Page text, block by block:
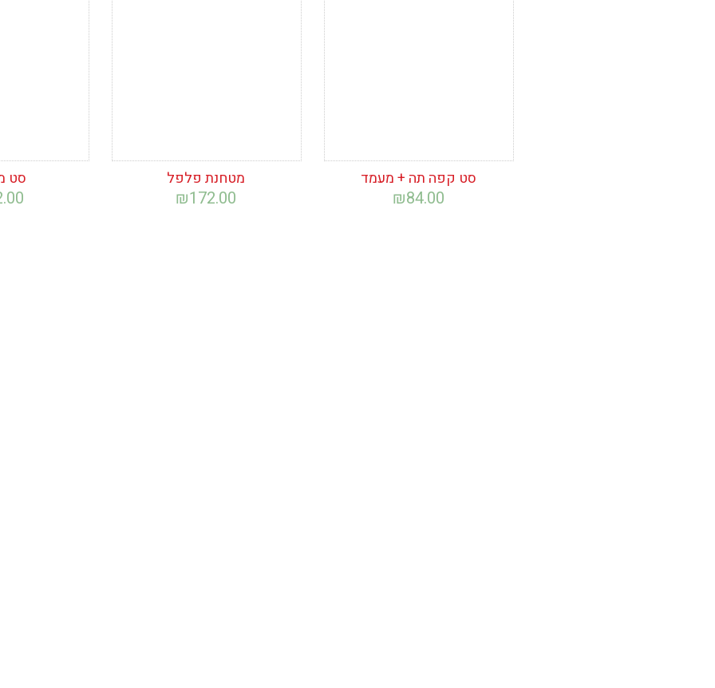
סט קפה תה + מעמד
₪84.00
מטחנת פלפל
₪172.00
סט